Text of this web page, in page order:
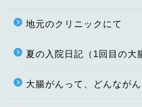
地元のクリニックにて
夏の入院日記（1回目の大
大腸がんって、どんながん